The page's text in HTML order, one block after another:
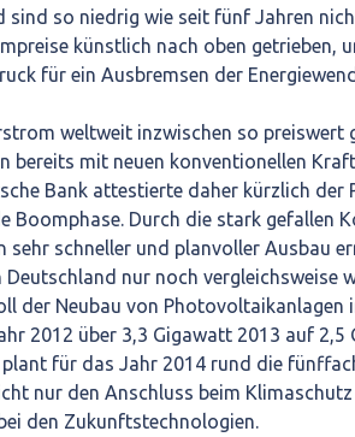
sind so niedrig wie seit fünf Jahren
künstlich nach oben getrieben,
für ein Ausbremsen der
weltweit inzwischen so preiswert
bereits mit neuen konventionellen
Bank attestierte daher kürzlich der
Boomphase. Durch die stark gefallen
sehr schneller und planvoller Ausbau
Deutschland nur noch vergleichsweise
der Neubau von Photovoltaikanlagen
2012 über 3,3 Gigawatt 2013 auf
plant für das Jahr 2014 rund die
nur den Anschluss beim
den Zukunftstechnologien.